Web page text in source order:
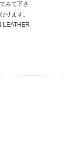
みて下さ
ります。
LEATHER